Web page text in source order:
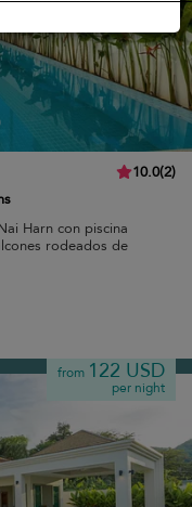
10.0(2)
Harn con piscina
rodeados de
from 122 USD
per night